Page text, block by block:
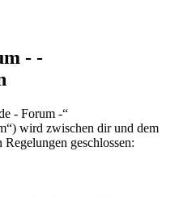
- -
- Forum -“
wird zwischen dir und dem
geschlossen: